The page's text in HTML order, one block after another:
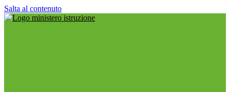
Salta al contenuto